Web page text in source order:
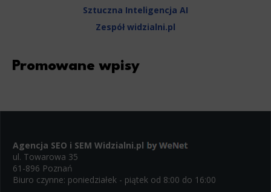
Sztuczna Inteligencja AI
Zespół widzialni.pl
Promowane wpisy
Agencja SEO i SEM Widzialni.pl
ul. Towarowa 35
61-896 Poznań
Biuro czynne: poniedziałek - piątek od 8:00 do 16:00